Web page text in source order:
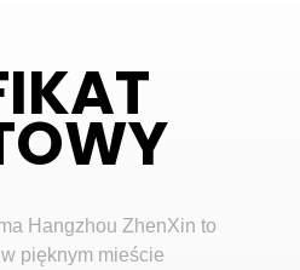
Hangzhou ZhenXin to
pięknym mieście